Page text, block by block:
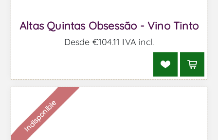
Altas Quintas Obsessão - Vino Tinto
Desde €104,11 IVA incl.
Indisponible